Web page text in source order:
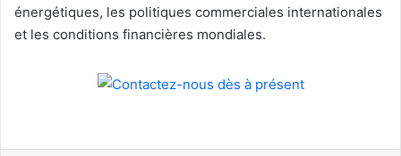
énergétiques, les politiques commerciales internationales
et les conditions financières mondiales.